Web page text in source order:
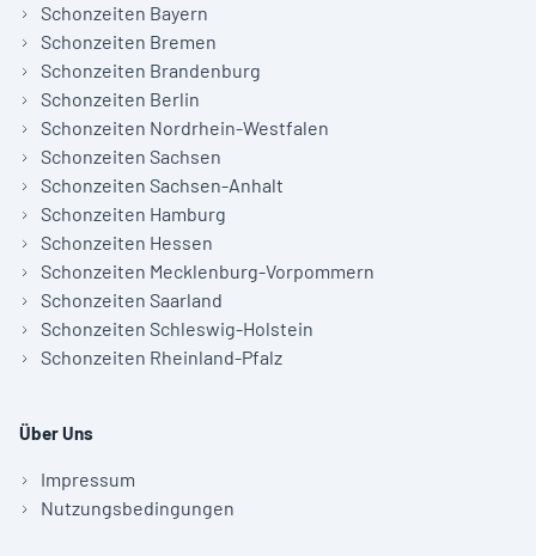
Schonzeiten Bayern
Schonzeiten Bremen
Schonzeiten Brandenburg
Schonzeiten Berlin
Schonzeiten Nordrhein-Westfalen
Schonzeiten Sachsen
Schonzeiten Sachsen-Anhalt
Schonzeiten Hamburg
Schonzeiten Hessen
Schonzeiten Mecklenburg-Vorpommern
Schonzeiten Saarland
Schonzeiten Schleswig-Holstein
Schonzeiten Rheinland-Pfalz
Über Uns
Impressum
Nutzungsbedingungen